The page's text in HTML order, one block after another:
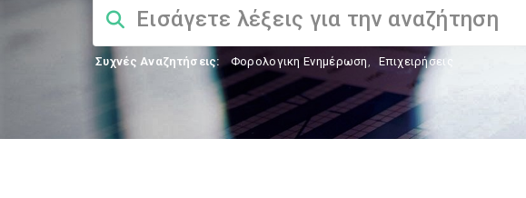
Συχνές Αναζητήσεις: Φορολογικη Ενημέρωση, Επιχειρήσεις